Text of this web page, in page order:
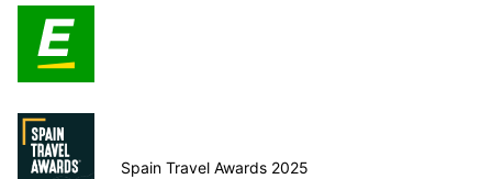
Spain Travel Awards 2025